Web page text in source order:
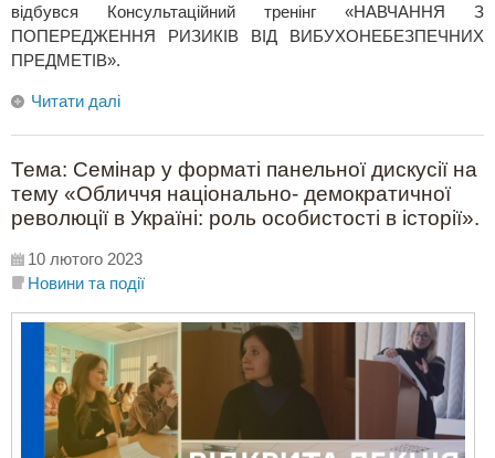
відбувся Консультаційний тренінг «НАВЧАННЯ З
ПОПЕРЕДЖЕННЯ РИЗИКІВ ВІД ВИБУХОНЕБЕЗПЕЧНИХ
ПРЕДМЕТІВ».
Читати далі
Тема: Семінар у форматі панельної дискусії на
тему «Обличчя національно- демократичної
революції в Україні: роль особистості в історії».
10 лютого 2023
Новини та події